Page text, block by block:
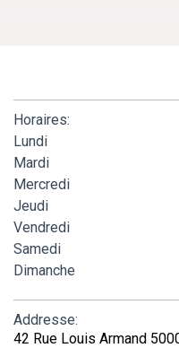
Horaires:
Lundi
Mardi
Mercredi
Jeudi
Vendredi
Samedi
Dimanche
Addresse:
42 Rue Louis Armand